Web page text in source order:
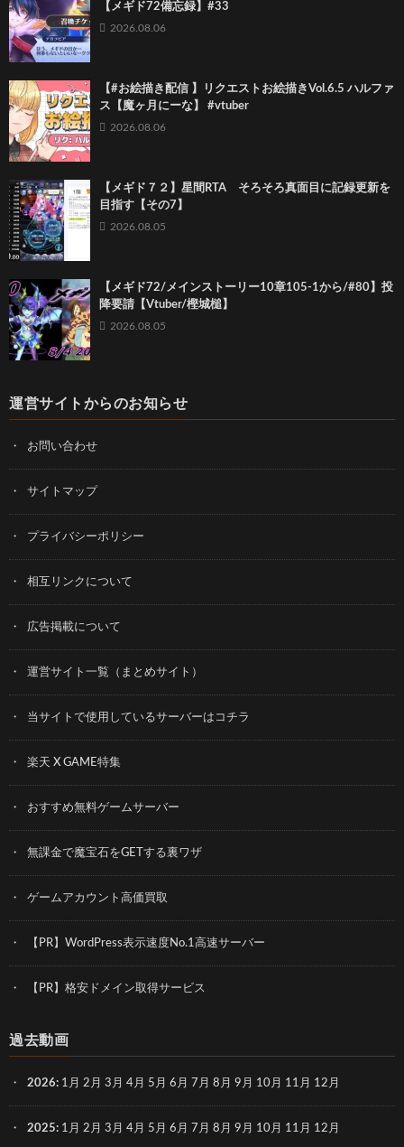
【メギド72備忘録】#33
2026.08.06
【#お絵描き配信 】リクエストお絵描きVol.6.5 ハルファ
ス【魔ヶ月にーな】 #vtuber
2026.08.06
【メギド７２】星間RTA そろそろ真面目に記録更新を
目指す【その7】
2026.08.05
【メギド72/メインストーリー10章105-1から/#80】投
降要請【Vtuber/樫城槌】
2026.08.05
運営サイトからのお知らせ
お問い合わせ
サイトマップ
プライバシーポリシー
相互リンクについて
広告掲載について
運営サイト一覧（まとめサイト）
当サイトで使用しているサーバーはコチラ
楽天 X GAME特集
おすすめ無料ゲームサーバー
無課金で魔宝石をGETする裏ワザ
ゲームアカウント高価買取
【PR】WordPress表示速度No.1高速サーバー
【PR】格安ドメイン取得サービス
過去動画
2026: 1月 2月 3月 4月 5月 6月 7月 8月 9月 10月 11月 12月
2025: 1月 2月 3月 4月 5月 6月 7月 8月 9月 10月 11月 12月